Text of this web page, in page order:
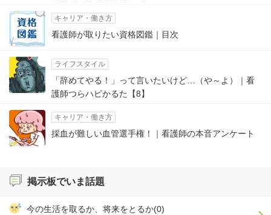
キャリア・働き方
看護師が取りたい資格図鑑｜目次
ライフスタイル
「辞めてやる！」って言いたいけど…（や～よ）｜看
護師つらハピかるた【8】
キャリア・働き方
採血が難しい血管選手権！｜看護師の本音アンケート
掲示板でいま話題
今の生活を取るか、将来をとるか(0)